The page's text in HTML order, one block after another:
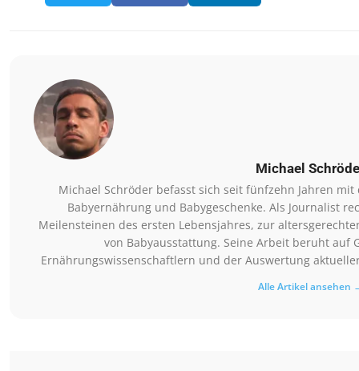
Michael
Michael Schröder befasst sich seit fünfzehn Jahren
Babyernährung und Babygeschenke. Als Journalist
Meilensteinen des ersten Lebensjahres, zur
von Babyausstattung. Seine Arbeit beruht auf
Ernährungswissenschaftlern und der Auswertung
Alle Artikel ansehen